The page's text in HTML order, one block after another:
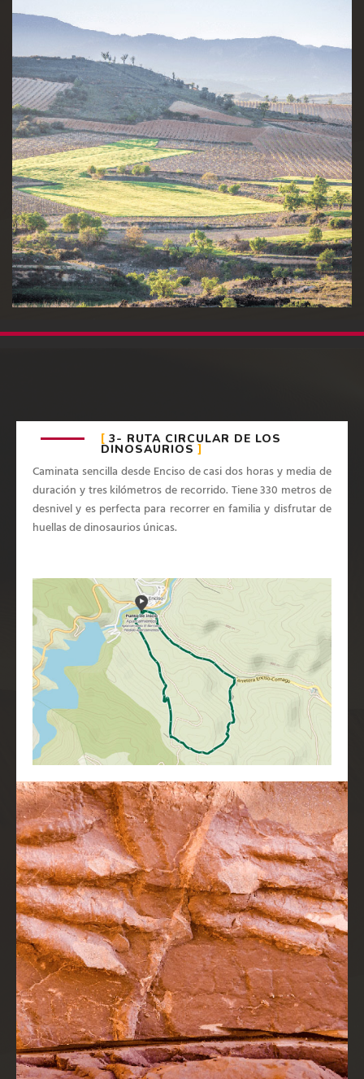
3- RUTA CIRCULAR DE LOS
DINOSAURIOS
Caminata sencilla desde Enciso de casi dos horas y media de
duración y tres kilómetros de recorrido. Tiene 330 metros de
desnivel y es perfecta para recorrer en familia y disfrutar de
huellas de dinosaurios únicas.